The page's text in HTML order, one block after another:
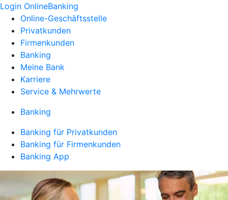
Login OnlineBanking
Online-Geschäftsstelle
Privatkunden
Firmenkunden
Banking
Meine Bank
Karriere
Service & Mehrwerte
Banking
Banking für Privatkunden
Banking für Firmenkunden
Banking App